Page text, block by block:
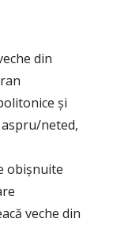
din
și
neted,
obișnuite
veche din